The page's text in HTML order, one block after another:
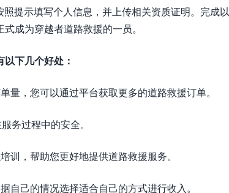
照提示填写个人信息，并上传相关资质证明。完成以
成为穿越者道路救援的一员。
下几个好处：
量，您可以通过平台获取更多的道路救援订单。
务过程中的安全。
训，帮助您更好地提供道路救援服务。
自己的情况选择适合自己的方式进行收入。